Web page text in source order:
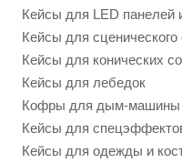
Кейсы для LED панелей
Кейсы для сценического
Кейсы для конических
Кейсы для лебедок
Кофры для дым-машины
Кейсы для
Кейсы для одежды и